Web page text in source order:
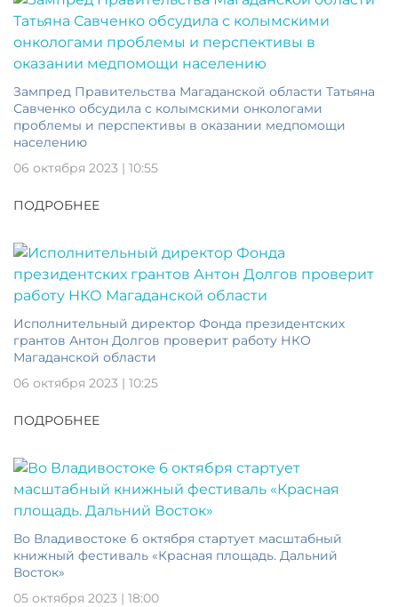
Зампред Правительства Магаданской области Татьяна
Савченко обсудила с колымскими онкологами
проблемы и перспективы в оказании медпомощи
населению
06 октября 2023 | 10:55
ПОДРОБНЕЕ
Исполнительный директор Фонда президентских
грантов Антон Долгов проверит работу НКО
Магаданской области
06 октября 2023 | 10:25
ПОДРОБНЕЕ
Во Владивостоке 6 октября стартует масштабный
книжный фестиваль «Красная площадь. Дальний
Восток»
05 октября 2023 | 18:00